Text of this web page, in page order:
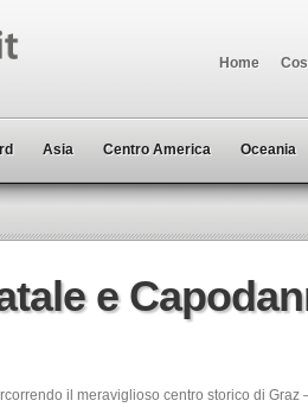
Home
Asia Centro America Oceania
e
il meraviglioso centro storico di Graz